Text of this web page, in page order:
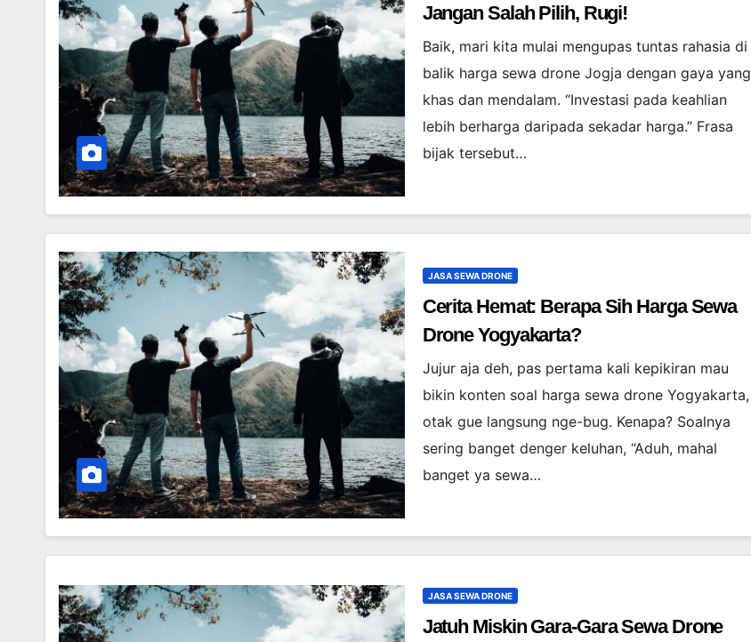
Jangan Salah Pilih, Rugi!
Baik, mari kita mulai mengupas tuntas rahasia di
balik harga sewa drone Jogja dengan gaya yang
khas dan mendalam. “Investasi pada keahlian
lebih berharga daripada sekadar harga.” Frasa
bijak tersebut…
JASA SEWA DRONE
Cerita Hemat: Berapa Sih Harga Sewa
Drone Yogyakarta?
Jujur aja deh, pas pertama kali kepikiran mau
bikin konten soal harga sewa drone Yogyakarta,
otak gue langsung nge-bug. Kenapa? Soalnya
sering banget denger keluhan, “Aduh, mahal
banget ya sewa…
JASA SEWA DRONE
Jatuh Miskin Gara-Gara Sewa Drone